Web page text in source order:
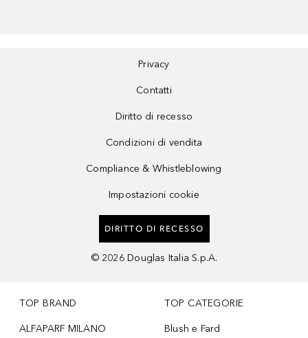
Privacy
Contatti
Diritto di recesso
Condizioni di vendita
Compliance & Whistleblowing
Impostazioni cookie
DIRITTO DI RECESSO
© 2026 Douglas Italia S.p.A.
TOP BRAND
ALFAPARF MILANO
TOP CATEGORIE
Blush e Fard